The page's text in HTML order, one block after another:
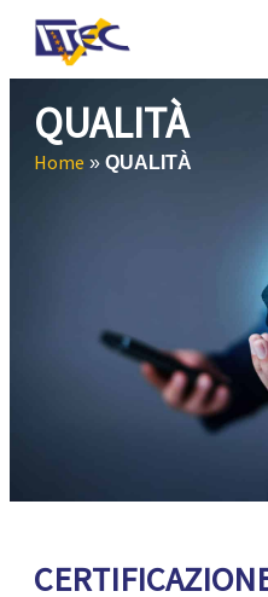
QUALITÀ
Home » QUALITÀ